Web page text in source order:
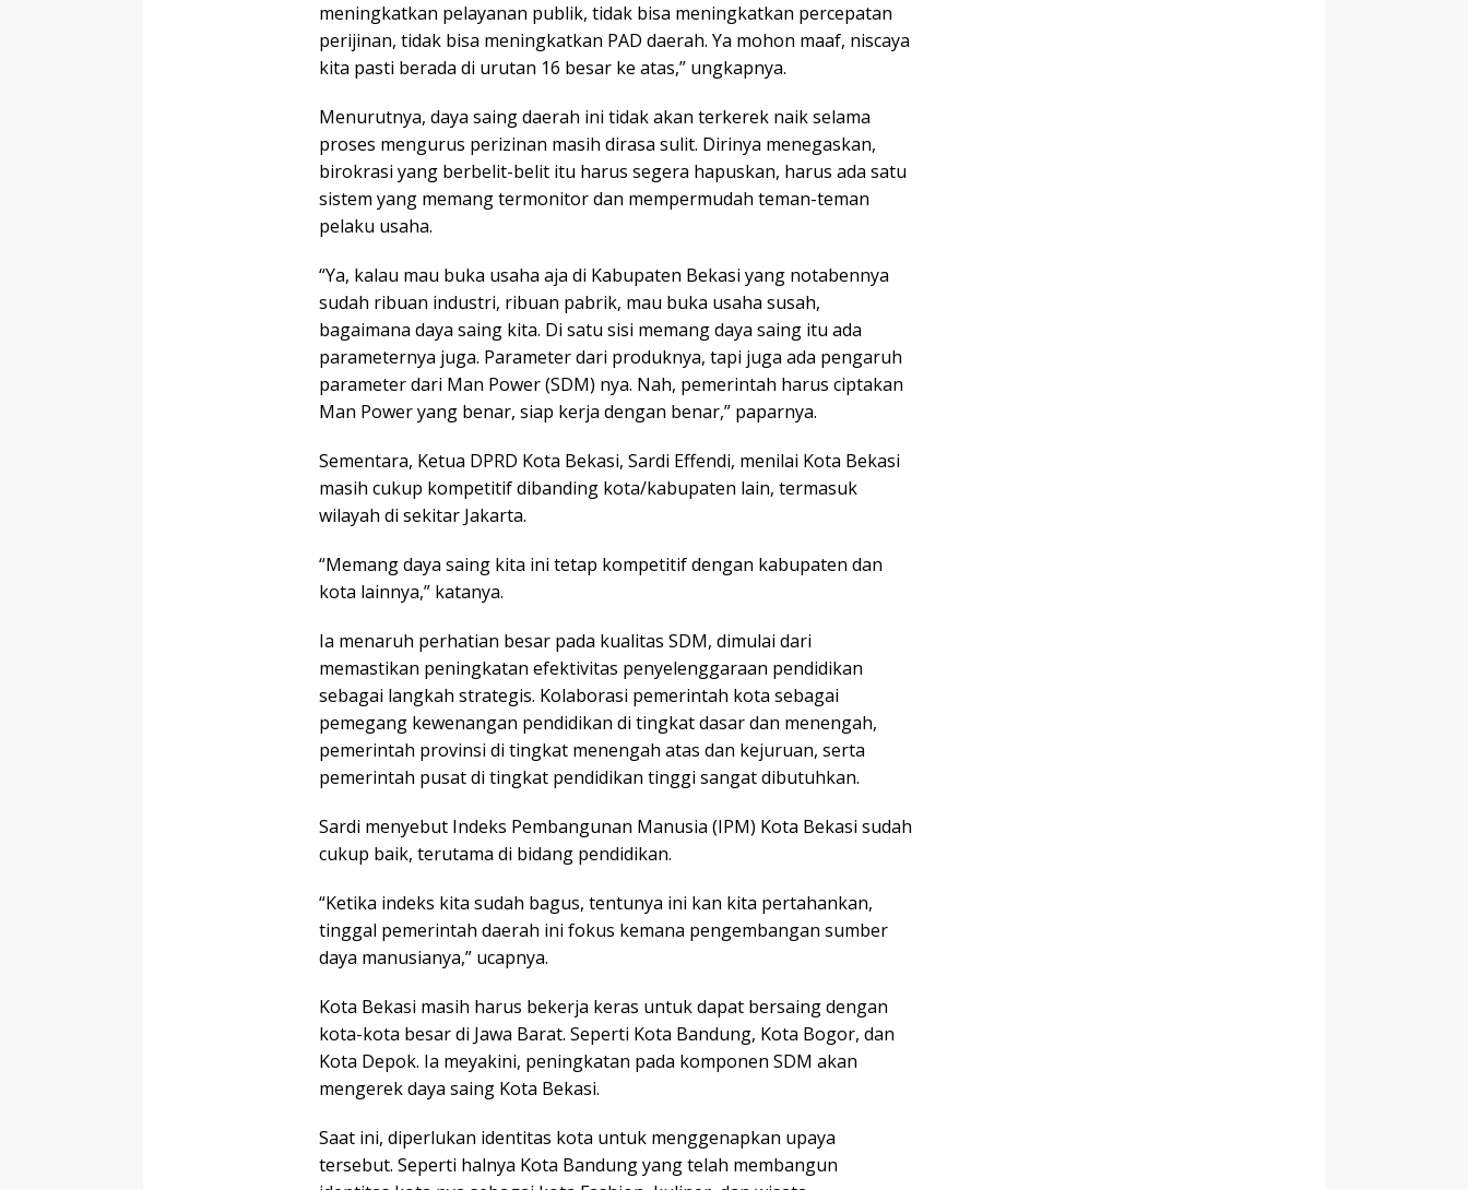
meningkatkan pelayanan publik, tidak bisa meningkatkan percepatan
perijinan, tidak bisa meningkatkan PAD daerah. Ya mohon maaf, niscaya
kita pasti berada di urutan 16 besar ke atas,” ungkapnya.
Menurutnya, daya saing daerah ini tidak akan terkerek naik selama
proses mengurus perizinan masih dirasa sulit. Dirinya menegaskan,
birokrasi yang berbelit-belit itu harus segera hapuskan, harus ada satu
sistem yang memang termonitor dan mempermudah teman-teman
pelaku usaha.
“Ya, kalau mau buka usaha aja di Kabupaten Bekasi yang notabennya
sudah ribuan industri, ribuan pabrik, mau buka usaha susah,
bagaimana daya saing kita. Di satu sisi memang daya saing itu ada
parameternya juga. Parameter dari produknya, tapi juga ada pengaruh
parameter dari Man Power (SDM) nya. Nah, pemerintah harus ciptakan
Man Power yang benar, siap kerja dengan benar,” paparnya.
Sementara, Ketua DPRD Kota Bekasi, Sardi Effendi, menilai Kota Bekasi
masih cukup kompetitif dibanding kota/kabupaten lain, termasuk
wilayah di sekitar Jakarta.
“Memang daya saing kita ini tetap kompetitif dengan kabupaten dan
kota lainnya,” katanya.
Ia menaruh perhatian besar pada kualitas SDM, dimulai dari
memastikan peningkatan efektivitas penyelenggaraan pendidikan
sebagai langkah strategis. Kolaborasi pemerintah kota sebagai
pemegang kewenangan pendidikan di tingkat dasar dan menengah,
pemerintah provinsi di tingkat menengah atas dan kejuruan, serta
pemerintah pusat di tingkat pendidikan tinggi sangat dibutuhkan.
Sardi menyebut Indeks Pembangunan Manusia (IPM) Kota Bekasi sudah
cukup baik, terutama di bidang pendidikan.
“Ketika indeks kita sudah bagus, tentunya ini kan kita pertahankan,
tinggal pemerintah daerah ini fokus kemana pengembangan sumber
daya manusianya,” ucapnya.
Kota Bekasi masih harus bekerja keras untuk dapat bersaing dengan
kota-kota besar di Jawa Barat. Seperti Kota Bandung, Kota Bogor, dan
Kota Depok. Ia meyakini, peningkatan pada komponen SDM akan
mengerek daya saing Kota Bekasi.
Saat ini, diperlukan identitas kota untuk menggenapkan upaya
tersebut. Seperti halnya Kota Bandung yang telah membangun